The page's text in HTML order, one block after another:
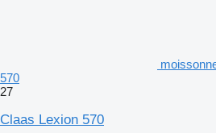
570
27
Claas Lexion 570